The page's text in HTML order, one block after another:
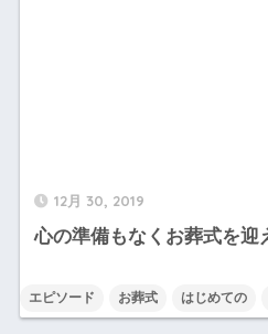
12月 30, 2019
心の準備もなくお葬式を迎
エピソード お葬式 はじめての